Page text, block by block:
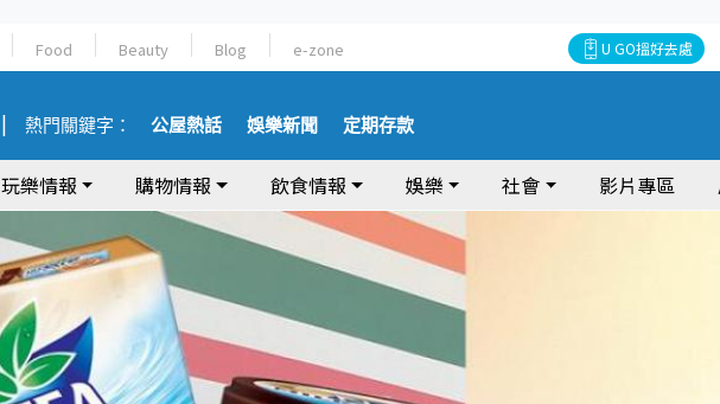
Food Beauty Blog e-zone U GO搵好去處
熱門關鍵字： 公屋熱話 娛樂新聞 定期存款
玩樂情報 購物情報 飲食情報 娛樂 社會 影片專區